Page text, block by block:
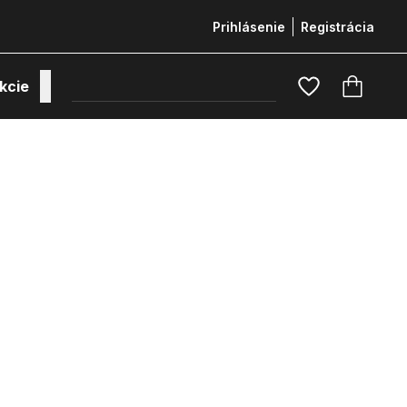
Prihlásenie Registrácia